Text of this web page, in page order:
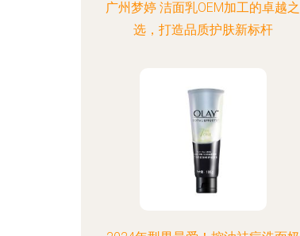
广州梦婷 洁面乳OEM加工的卓越之
选，打造品质护肤新标杆